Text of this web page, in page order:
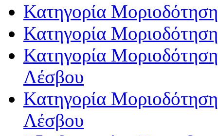
Κατηγορία
Κατηγορία
Κατηγορία
Λέσβου
Κατηγορία
Λέσβου